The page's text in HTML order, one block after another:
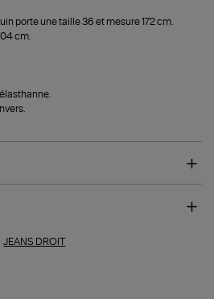
porte une taille 36 et mesure 172 cm.
cm.
JEANS DROIT